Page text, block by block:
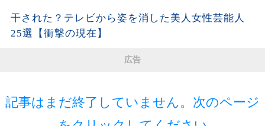
干された？テレビから姿を消した美人女性芸能人
25選【衝撃の現在】
広告
記事はまだ終了していません。次のページ